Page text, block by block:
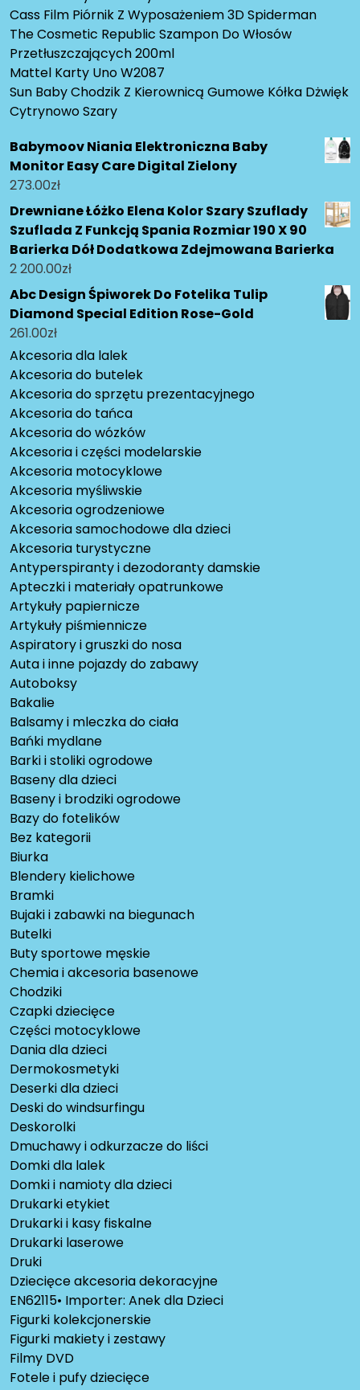
Cass Film Piórnik Z Wyposażeniem 3D Spiderman
The Cosmetic Republic Szampon Do Włosów
Przetłuszczających 200ml
Mattel Karty Uno W2087
Sun Baby Chodzik Z Kierownicą Gumowe Kółka Dżwięk
Cytrynowo Szary
Babymoov Niania Elektroniczna Baby
Monitor Easy Care Digital Zielony
273.00zł
Drewniane Łóżko Elena Kolor Szary Szuflady
Szuflada Z Funkcją Spania Rozmiar 190 X 90
Barierka Dół Dodatkowa Zdejmowana Barierka
2 200.00zł
Abc Design Śpiworek Do Fotelika Tulip
Diamond Special Edition Rose-Gold
261.00zł
Akcesoria dla lalek
Akcesoria do butelek
Akcesoria do sprzętu prezentacyjnego
Akcesoria do tańca
Akcesoria do wózków
Akcesoria i części modelarskie
Akcesoria motocyklowe
Akcesoria myśliwskie
Akcesoria ogrodzeniowe
Akcesoria samochodowe dla dzieci
Akcesoria turystyczne
Antyperspiranty i dezodoranty damskie
Apteczki i materiały opatrunkowe
Artykuły papiernicze
Artykuły piśmiennicze
Aspiratory i gruszki do nosa
Auta i inne pojazdy do zabawy
Autoboksy
Bakalie
Balsamy i mleczka do ciała
Bańki mydlane
Barki i stoliki ogrodowe
Baseny dla dzieci
Baseny i brodziki ogrodowe
Bazy do fotelików
Bez kategorii
Biurka
Blendery kielichowe
Bramki
Bujaki i zabawki na biegunach
Butelki
Buty sportowe męskie
Chemia i akcesoria basenowe
Chodziki
Czapki dziecięce
Części motocyklowe
Dania dla dzieci
Dermokosmetyki
Deserki dla dzieci
Deski do windsurfingu
Deskorolki
Dmuchawy i odkurzacze do liści
Domki dla lalek
Domki i namioty dla dzieci
Drukarki etykiet
Drukarki i kasy fiskalne
Drukarki laserowe
Druki
Dziecięce akcesoria dekoracyjne
EN62115• Importer: Anek dla Dzieci
Figurki kolekcjonerskie
Figurki makiety i zestawy
Filmy DVD
Fotele i pufy dziecięce